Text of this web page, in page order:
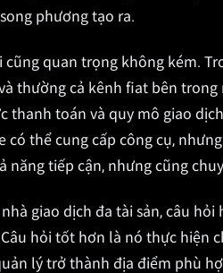
phương tạo ra.
cũng quan trọng không kém.
thường cả kênh fiat bên
thanh toán và quy mô giao
có thể cung cấp công cụ,
năng tiếp cận, nhưng cũng
giao dịch đa tài sản, câu
hỏi tốt hơn là nó thực hiện
lý trở thành địa điểm phù